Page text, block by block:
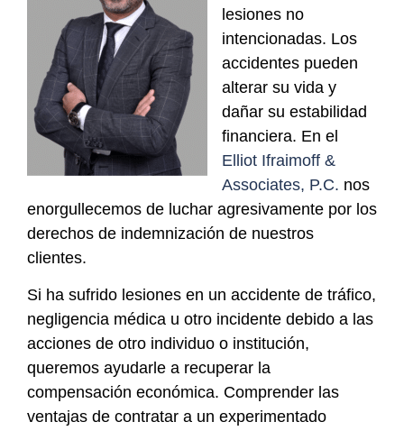
lesiones no
intencionadas. Los
accidentes pueden
alterar su vida y
dañar su estabilidad
financiera. En el
Elliot Ifraimoff &
Associates, P.C. nos
enorgullecemos de luchar agresivamente por los
derechos de indemnización de nuestros
clientes.
Si ha sufrido lesiones en un accidente de tráfico,
negligencia médica u otro incidente debido a las
acciones de otro individuo o institución,
queremos ayudarle a recuperar la
compensación económica. Comprender las
ventajas de contratar a un experimentado